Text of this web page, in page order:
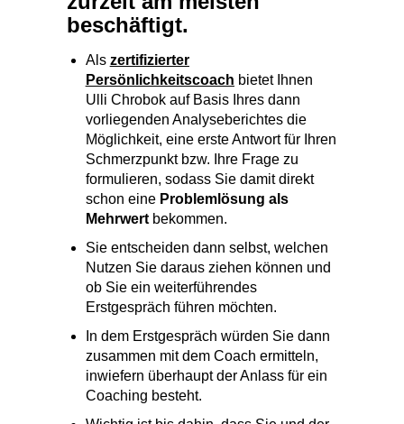
Persönlichkeitscoachbietet Ihnen
Ulli Chrobok auf Basis Ihres dann
Möglichkeit, eine erste Antwort für Ihren
Schmerzpunkt bzw. Ihre Frage zu
formulieren, sodass Sie damit direkt
schon eineProblemlösung als
Mehrwertbekommen.
Sie entscheiden dann selbst, welchen
Nutzen Sie daraus ziehen können und
ob Sie ein weiterführendes
In dem Erstgespräch würden Sie dann
zusammen mit dem Coach ermitteln,
inwiefern überhaupt der Anlass für ein
Wichtig ist bis dahin, dass Sie und der
Coach Ihren Schmerzpunkt bzw. Ihre
Art der Herausforderung genauer